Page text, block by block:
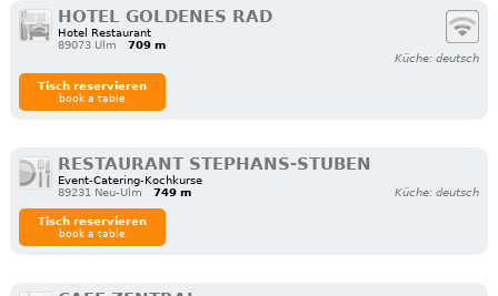
HOTEL GOLDENES RAD
Hotel Restaurant
89073 Ulm
709 m
Küche: deutsch
Tisch reservieren
book a table
RESTAURANT STEPHANS-STUBEN
Event-Catering-Kochkurse
89231 Neu-Ulm
749 m Küche: deutsch
Tisch reservieren
book a table